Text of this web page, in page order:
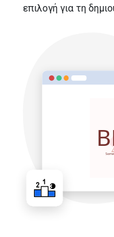
επιλογή για τη